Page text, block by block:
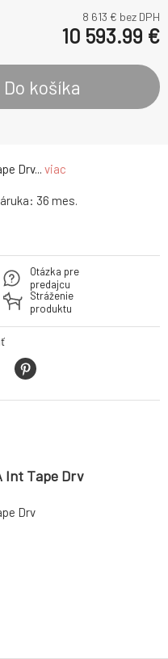
Drv... viac
8 613 € bez DPH
10 593.99 €
Do košíka
36 mes.
Otázka pre
predajcu
Stráženie
produktu
Int Tape Drv
Drv